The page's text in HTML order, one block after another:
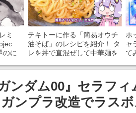
ミ
のに
テキトーに作る「簡易オウチ
油そば」のレシピを紹介！ タ
レを丼で直混ぜして中華麺を
のに超うまそう
ホ
ャ
て
ガンダム00』セラフ
ンプラ改造でラス